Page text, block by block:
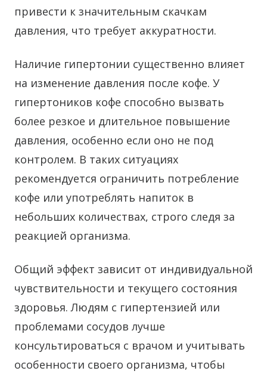
привести к значительным скачкам
давления, что требует аккуратности.
Наличие гипертонии существенно влияет
на изменение давления после кофе. У
гипертоников кофе способно вызвать
более резкое и длительное повышение
давления, особенно если оно не под
контролем. В таких ситуациях
рекомендуется ограничить потребление
кофе или употреблять напиток в
небольших количествах, строго следя за
реакцией организма.
Общий эффект зависит от индивидуальной
чувствительности и текущего состояния
здоровья. Людям с гипертензией или
проблемами сосудов лучше
консультироваться с врачом и учитывать
особенности своего организма, чтобы